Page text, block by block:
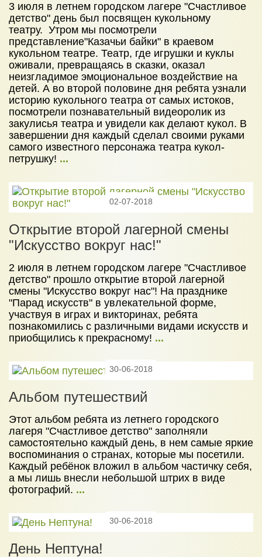
3 июля в летнем городском лагере "Счастливое
детство" день был посвящен кукольному
театру. Утром мы посмотрели
представление"Казачьи байки" в краевом
кукольном театре. Театр, где игрушки и куклы
оживали, превращаясь в сказки, оказал
неизгладимое эмоциональное воздействие на
детей. А во второй половине дня ребята узнали
историю кукольного театра от самых истоков,
посмотрели познавательный видеоролик из
закулисья театра и увидели как делают кукол. В
завершении дня каждый сделал своими руками
самого известного персонажа театра кукол-
петрушку! ...
02-07-2018
Открытие второй лагерной смены
"Искусство вокруг нас!"
2 июля в летнем городском лагере "Счастливое
детство" прошло открытие второй лагерной
смены "Искусство вокруг нас"! На празднике
"Парад искусств" в увлекательной форме,
участвуя в играх и викторинах, ребята
познакомились с различными видами искусств и
приобщились к прекрасному! ...
30-06-2018
Альбом путешествий
Этот альбом ребята из летнего городского
лагеря "Счастливое детство" заполняли
самостоятельно каждый день, в нем самые яркие
воспоминания о странах, которые мы посетили.
Каждый ребёнок вложил в альбом частичку себя,
а мы лишь внесли небольшой штрих в виде
фотографий. ...
30-06-2018
День Нептуна!